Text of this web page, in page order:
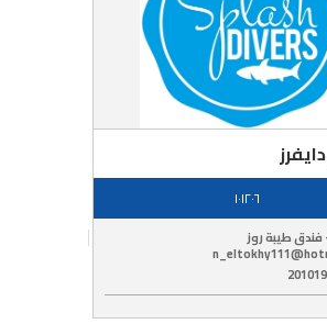
١٠١٢٠٦
فندق طيبة روز